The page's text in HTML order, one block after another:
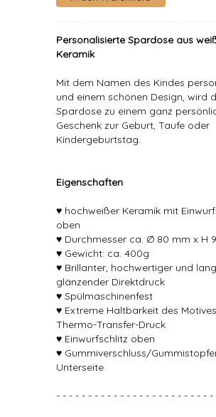
Personalisierte Spardose aus
Keramik
Mit dem Namen des Kindes
und einem schönen Design, wird
Spardose zu einem ganz
Geschenk zur Geburt, Taufe oder
Kindergeburtstag.
Eigenschaften
♥ hochweißer Keramik mit
oben
♥ Durchmesser ca. Ø 80 mm x H
♥ Gewicht: ca. 400g
♥ Brillanter, hochwertiger und
glänzender Direktdruck
♥ Spülmaschinenfest
♥ Extreme Haltbarkeit des
Thermo-Transfer-Druck
♥ Einwurfschlitz oben
♥ Gummiverschluss/
Unterseite
- - - - - - - - - - - - - - - - - - - - - - - - -